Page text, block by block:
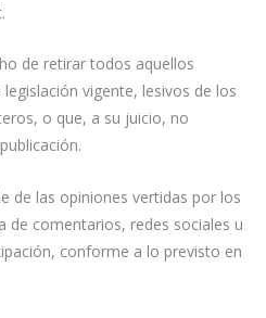
de retirar todos aquellos
vigente, lesivos de los
o que, a su juicio, no
de las opiniones vertidas por los
de comentarios, redes sociales u
conforme a lo previsto en